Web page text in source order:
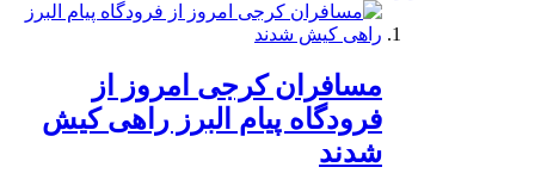
مسافران کرجی امروز از
فرودگاه پیام البرز راهی کیش
شدند